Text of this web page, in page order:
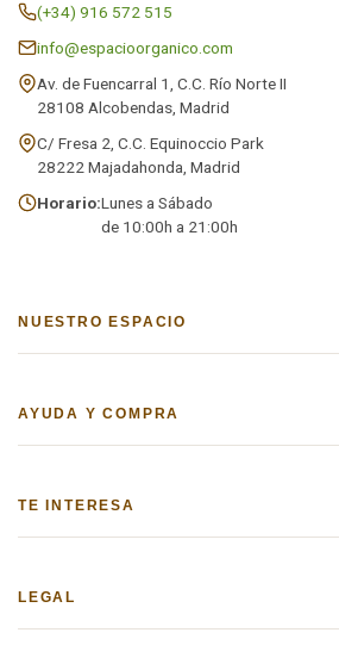
(+34) 916 572 515
info@espacioorganico.com
Av. de Fuencarral 1, C.C. Río Norte II
28108 Alcobendas, Madrid
C/ Fresa 2, C.C. Equinoccio Park
28222 Majadahonda, Madrid
Horario:Lunes a Sábado
de 10:00h a 21:00h
NUESTRO ESPACIO
AYUDA Y COMPRA
TE INTERESA
LEGAL